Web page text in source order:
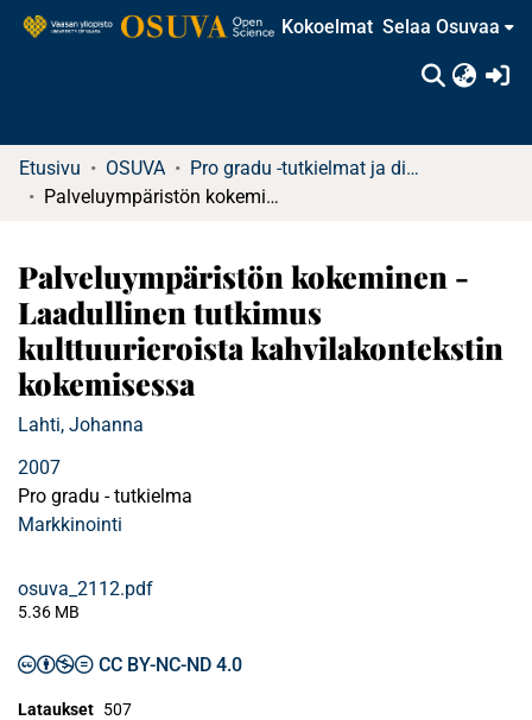
Kokoelmat Selaa Osuvaa
Etusivu OSUVA
Pro gradu -tutkielmat ja diplomityöt
Palveluympäristön kokeminen - Laadullinen tutkimus kulttuurieroista kahvilakontekstin kokemisessa
Palveluympäristön kokeminen -
Laadullinen tutkimus
kulttuurieroista kahvilakontekstin
kokemisessa
Lahti, Johanna
2007
Pro gradu - tutkielma
Markkinointi
osuva_2112.pdf
5.36 MB
CC BY-NC-ND 4.0
Lataukset 507